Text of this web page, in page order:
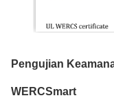
Pengujian
WERCSmart